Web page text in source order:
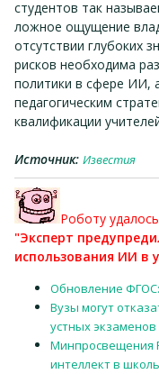
студентов так
ложное ощущение
отсутствии глубоких
рисков необходима
политики в сфере ИИ,
педагогическим
квалификации
Источник: Известия
Роботу
"Эксперт
использования ИИ в
Обновление
Вузы могут
устных
Минпросвещения
интеллект в